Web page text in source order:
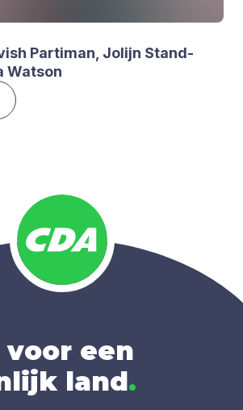
Par­ti­man, Jolijn Stand­
Wat­son
voor een
land.